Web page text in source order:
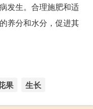
发生。合理施肥和适
养分和水分，促进其
果 生长